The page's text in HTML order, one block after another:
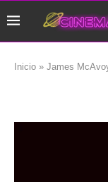
Inicio » James